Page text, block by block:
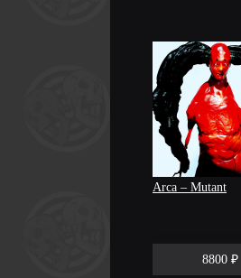
Arca – Mutant
8800 ₽